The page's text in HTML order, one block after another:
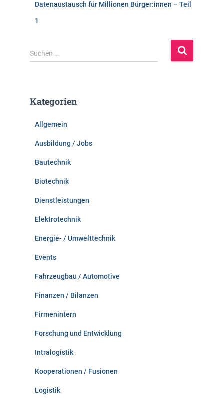
Datenaustausch für Millionen Bürger:innen – Teil
1
S
u
n
Suchen …
Kategorien
Allgemein
Ausbildung / Jobs
Bautechnik
Biotechnik
Dienstleistungen
Elektrotechnik
Energie- / Umwelttechnik
Events
Fahrzeugbau / Automotive
Finanzen / Bilanzen
Firmenintern
Forschung und Entwicklung
Intralogistik
Kooperationen / Fusionen
Logistik